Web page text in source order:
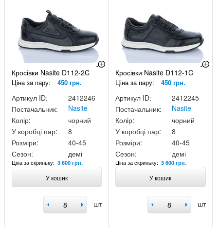
Кросівки Nasite D112-2C
Ціна за пару: 450 грн.
Артикул ID:
2412246
Постачальник:
Nasite
Колір:
чорний
У коробці пар:
8
Розміри:
40-45
Сезон:
демі
Ціна за скриньку: 3 600 грн.
У кошик
шт
Кросівки Nasite D112-1C
Ціна за пару: 450 грн.
Артикул ID:
2412245
Постачальник:
Nasite
Колір:
чорний
У коробці пар:
8
Розміри:
40-45
Сезон:
демі
Ціна за скриньку:3 600 грн.
У кошик
шт